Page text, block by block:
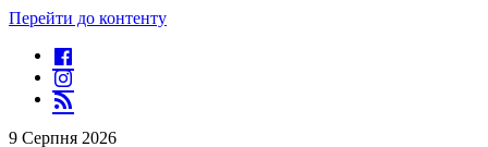
Перейти до контенту
9 Серпня 2026